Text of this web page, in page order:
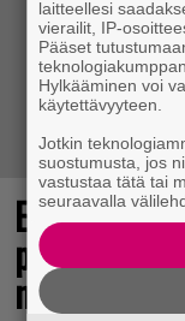
Elokuun
pelit
mestariteos
laitteellesi
vierailit, IP-
Pääset
Hylkääminen voi
käytettävyyteen.
Jotkin
suostumusta, jos
vastustaa tätä tai
seuraavalla